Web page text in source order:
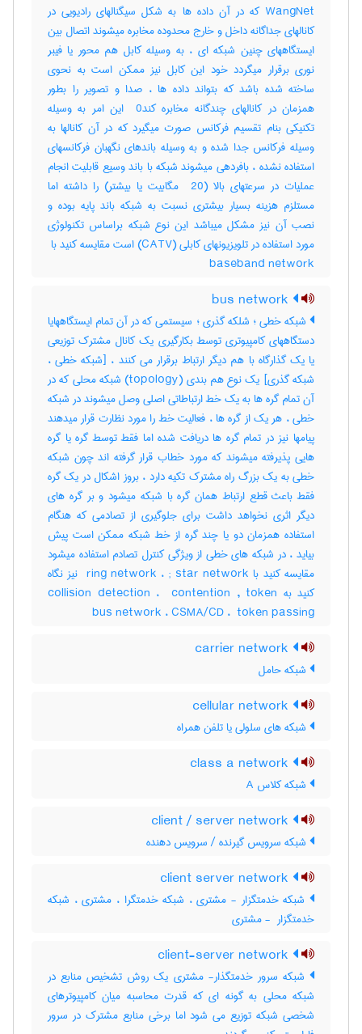
WangNet که در آن داده ها به شکل سیگنالهای رادیویی در
کانالهای جداگانه داخل و خارج محدوده مخابره میشوند اتصال بین
ایستگاههای چنین شبکه ای ، به وسیله کابل هم محور یا فیبر
نوری برقرار میگردد خود این کابل نیز ممکن است به نحوی
ساخته شده باشد که بتواند داده ها ، صدا و تصویر را بطور
همزمان در کانالهای چندگانه مخابره کند‎ 0 این امر به وسیله
تکنیکی بنام تقسیم فرکانس صورت میگیرد که در آن کانالها به
وسیله فرکانس جدا شده و به وسیله باندهای نگهبان فرکانسهای
استفاده نشده ، بافردهی میشوند شبکه با باند وسیع قابلیت انجام
عملیات در سرعتهای بالا (‎ 20 مگابیت یا بیشتر) را داشته اما
مستلزم هزینه بسیار بیشتری نسبت به شبکه باند پایه بوده و
نصب آن نیز مشکل میباشد این نوع شبکه براساس تکنولوژی
baseband network
شبکه خطی ؛ شلکه گذری ؛ سیستمی که در آن تمام ایستگاههایا
دستگاههای کامپیوتری توسط بکارگیری یک کانال مشترک توزیعی
یا یک گذارگاه با هم دیگر ارتباط برقرار می کنند ، [شبکه خطی ،
شبکه گذری] یک نوع هم بندی (‎topology) شبکه محلی که در
آن تمام گره ها به یک خط ارتباطاتی اصلی وصل میشوند در شبکه
خطی ، هر یک از گره ها ، فعالیت خط را مورد نظارت قرار میدهند
پیامها نیز در تمام گره ها دریافت شده اما فقط توسط گره یا گره
هایی پذیرفته میشوند که مورد خطاب قرار گرفته اند چون شبکه
خطی به یک بزرگ راه مشترک تکیه دارد ، بروز اشکال در یک گره
فقط باعث قطع ارتباط همان گره با شبکه میشود و بر گره های
دیگر اثری نخواهد داشت برای جلوگیری از تصادمی که هنگام
استفاده همزمان دو یا چند گره از خط شبکه ممکن است پیش
بیاید ، در شبکه های خطی از ویژگی کنترل تصادم استفاده میشود
مقایسه کنید با ‎ ring network ، ‎; star network نیز نگاه
کنید به ‎collision detection ، ‎ contention , token
bus network ، ‎CSMA/CD ، ‎ token passing
شبکه حامل
شبکه های سلولی یا تلفن همراه
شبکه کلاس A
شبکه سرویس گیرنده / سرویس دهنده
شبکه خدمتگزار - مشتری ، شبکه خدمتگرا ، مشتری ، شبکه
خدمتگزار ‎ - مشتری
شبکه سرور خدمتگذار- مشتری یک روش تشخیص منابع در
شبکه محلی به گونه ای که قدرت محاسبه میان کامپیوترهای
شخصی شبکه توزیع می شود اما برخی منابع مشترک در سرور